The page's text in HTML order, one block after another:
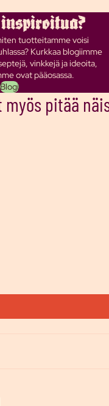
tuotteitamme voisi
Kurkkaa blogiimme
vinkkejä ja ideoita,
ovat pääosassa.
Blogi
myös pitää